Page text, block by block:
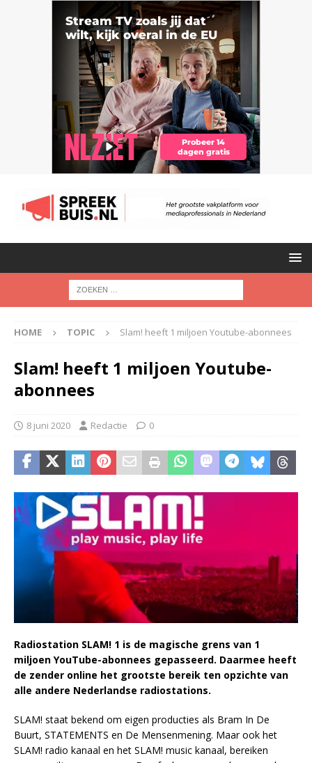
HOME TOPIC Slam! heeft 1 miljoen Youtube-abonnees
Slam! heeft 1 miljoen Youtube-
abonnees
8 juni 2020 Redactie 0
Radiostation SLAM! 1 is de magische grens van 1
miljoen YouTube-abonnees gepasseerd. Daarmee heeft
de zender online het grootste bereik ten opzichte van
alle andere Nederlandse radiostations.
SLAM! staat bekend om eigen producties als Bram In De
Buurt, STATEMENTS en De Mensenmening. Maar ook het
SLAM! radio kanaal en het SLAM! music kanaal, bereiken